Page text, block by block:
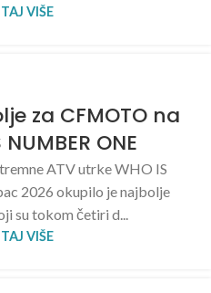
VIŠE
za CFMOTO na
ONE
ATV utrke WHO IS
2026 okupilo je najbolje
su tokom četiri d...
VIŠE